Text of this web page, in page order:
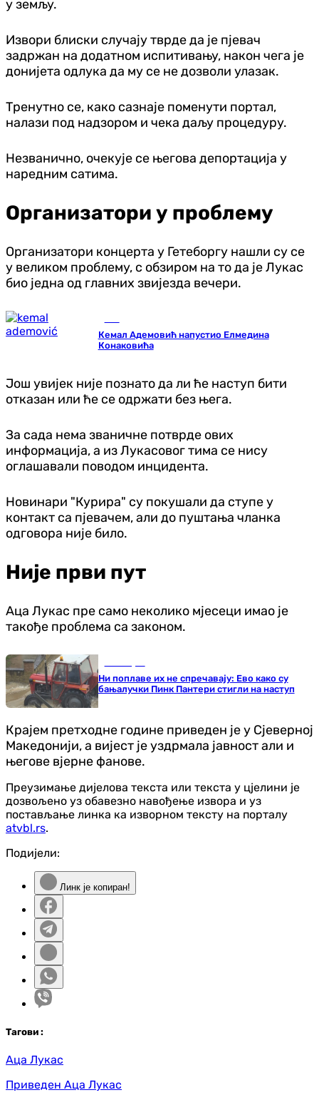
у земљу.
Извори блиски случају тврде да је пјевач
задржан на додатном испитивању, након чега је
донијета одлука да му се не дозволи улазак.
Тренутно се, како сазнаје поменути портал,
налази под надзором и чека даљу процедуру.
Незванично, очекује се његова депортација у
наредним сатима.
Организатори у проблему
Организатори концерта у Гетеборгу нашли су се
у великом проблему, с обзиром на то да је Лукас
био једна од главних звијезда вечери.
Кемал Адемовић напустио Елмедина
Конаковића
Још увијек није познато да ли ће наступ бити
отказан или ће се одржати без њега.
За сада нема званичне потврде ових
информација, а из Лукасовог тима се нису
оглашавали поводом инцидента.
Новинари "Курира" су покушали да ступе у
контакт са пјевачем, али до пуштања чланка
одговора није било.
Није први пут
Аца Лукас пре само неколико мјесеци имао је
такође проблема са законом.
Ни поплаве их не спречавају: Ево како су
бањалучки Пинк Пантери стигли на наступ
Крајем претходне године приведен је у Сјеверној
Македонији, а вијест је уздрмала јавност али и
његове вјерне фанове.
Преузимање дијелова текста или текста у цјелини је
дозвољено уз обавезно навођење извора и уз
постављање линка ка изворном тексту на порталу
atvbl.rs.
Подијели:
Линк је копиран!
Тагови :
Аца Лукас
Приведен Аца Лукас